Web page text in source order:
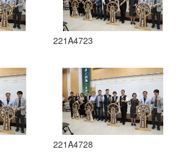
221A4723
221A4728